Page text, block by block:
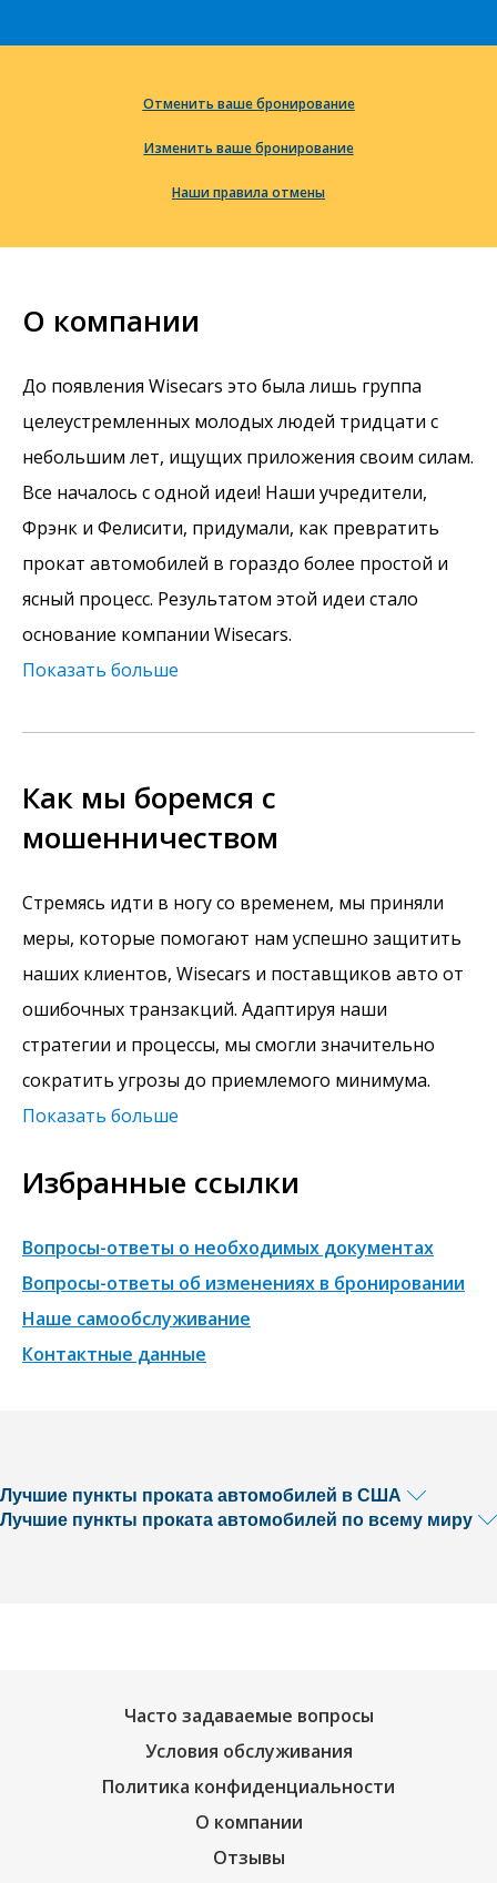
Отменить ваше бронирование
Изменить ваше бронирование
Наши правила отмены
О компании
До появления Wisecars это была лишь группа
целеустремленных молодых людей тридцати с
небольшим лет, ищущих приложения своим силам.
Все началось с одной идеи! Наши учредители,
Фрэнк и Фелисити, придумали, как превратить
прокат автомобилей в гораздо более простой и
ясный процесс. Результатом этой идеи стало
основание компании Wisecars.
Показать больше
Как мы боремся с
мошенничеством
Стремясь идти в ногу со временем, мы приняли
меры, которые помогают нам успешно защитить
наших клиентов, Wisecars и поставщиков авто от
ошибочных транзакций. Адаптируя наши
стратегии и процессы, мы смогли значительно
сократить угрозы до приемлемого минимума.
Показать больше
Избранные ссылки
Вопросы-ответы о необходимых документах
Вопросы-ответы об изменениях в бронировании
Наше самообслуживание
Контактные данные
Лучшие пункты проката автомобилей в США
Лучшие пункты проката автомобилей по всему миру
Часто задаваемые вопросы
Условия обслуживания
Политика конфиденциальности
О компании
Отзывы